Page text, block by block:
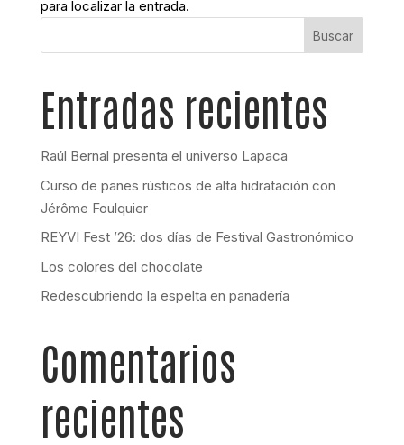
para localizar la entrada.
Buscar
Entradas recientes
Raúl Bernal presenta el universo Lapaca
Curso de panes rústicos de alta hidratación con
Jérôme Foulquier
REYVI Fest ’26: dos días de Festival Gastronómico
Los colores del chocolate
Redescubriendo la espelta en panadería
Comentarios
recientes